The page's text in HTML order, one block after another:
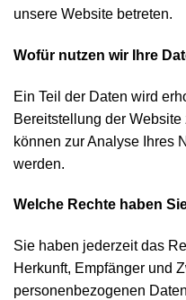
unsere Website betreten.
Wofür nutzen wir Ihre
Ein Teil der Daten wird
Bereitstellung der
können zur Analyse Ihres
werden.
Welche Rechte haben
Sie haben jederzeit das
Herkunft, Empfänger und
personenbezogenen